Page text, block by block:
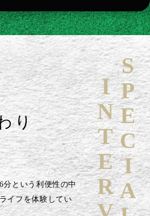
り
分という利便性の中
イフを体験してい
SPECIAL